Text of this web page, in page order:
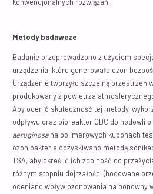
Metody badawcze
Badanie przeprowadzono z użyciem
urządzenia, które generowało ozon
Urządzenie tworzyło szczelną przestrzeń
produkowany z powietrza
Aby ocenić skuteczność tej metody,
odpływu oraz bioreaktor CDC do hodowli
aeruginosana polimerowych kuponach
ozon bakterie odzyskiwano metodą
TSA, aby określić ich zdolność do
różnym stopniu dojrzałości (hodowane
oceniano wpływ ozonowania na